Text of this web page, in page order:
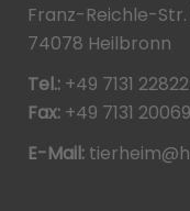
Franz-Reichle-Str.
74078 Heilbronn
Tel.: +49 7131 22822
Fax: +49 7131
E-Mail: